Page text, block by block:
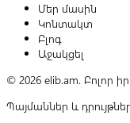
Մեր մասին
Կոնտակտ
Բլոգ
Աջակցել
© 2026 elib.am. Բոլոր
Պայմաններ և